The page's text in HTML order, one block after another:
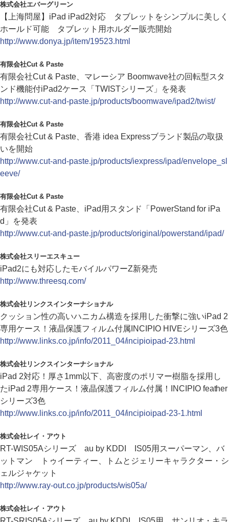
株式会社エバーグリーン
【上海問屋】iPad iPad2対応 タブレットをシンプルに美しく
ホールド可能 タブレット用ホルダー販売開始
http://www.donya.jp/item/19523.html
有限会社Cut & Paste
有限会社Cut & Paste、マレーシア Boomwave社の回転型スタ
ンド機能付iPad2ケース「TWISTシリーズ」を発表
http://www.cut-and-paste.jp/products/boomwave/ipad2/twist/
有限会社Cut & Paste
有限会社Cut & Paste、香港 idea Expressブランド製品の取扱
いを開始
http://www.cut-and-paste.jp/products/iexpress/ipad/envelope_sl
eeve/
有限会社Cut & Paste
有限会社Cut & Paste、iPad用スタンド「PowerStand for iPa
d」を発表
http://www.cut-and-paste.jp/products/original/powerstand/ipad/
株式会社スリーエスキュー
iPad2にも対応したモバイルパワーZ新発売
http://www.threesq.com/
株式会社リンクスインターナショナル
クッション性の高いハニカム構造を採用した衝撃に強いiPad 2
専用ケース！液晶保護フィルム付属INCIPIO HIVEシリーズ3色
http://www.links.co.jp/info/2011_04/incipioipad-23.html
株式会社リンクスインターナショナル
iPad 2対応！厚さ1mm以下、高密度のポリマー樹脂を採用し
たiPad 2専用ケース！液晶保護フィルム付属！INCIPIO feather
シリーズ3色
http://www.links.co.jp/info/2011_04/incipioipad-23-1.html
株式会社レイ・アウト
RT-WIS05Aシリーズ au by KDDI IS05用スーパーマン、バ
ットマン トゥイーティー、トムとジェリーキャラクター・シ
ェルジャケット
http://www.ray-out.co.jp/products/wis05a/
株式会社レイ・アウト